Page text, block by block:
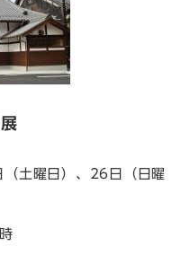
土曜日）、26日（日曜